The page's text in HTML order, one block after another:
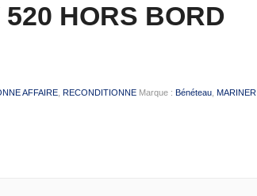
HORS BORD
AFFAIRE ,RECONDITIONNE Marque :Bénéteau ,MARINER